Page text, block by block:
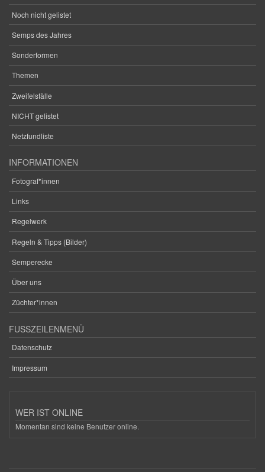
Noch nicht gelistet
Semps des Jahres
Sonderformen
Themen
Zweifelsfälle
NICHT gelistet
Netzfundliste
INFORMATIONEN
Fotograf*innen
Links
Regelwerk
Regeln & Tipps (Bilder)
Semperecke
Über uns
Züchter*innen
FUSSZEILENMENÜ
Datenschutz
Impressum
WER IST ONLINE
Momentan sind keine Benutzer online.